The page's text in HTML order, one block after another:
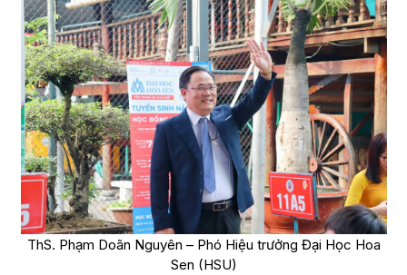
ThS. Phạm Doãn Nguyên – Phó Hiệu trưởng Đại Học Hoa
Sen (HSU)